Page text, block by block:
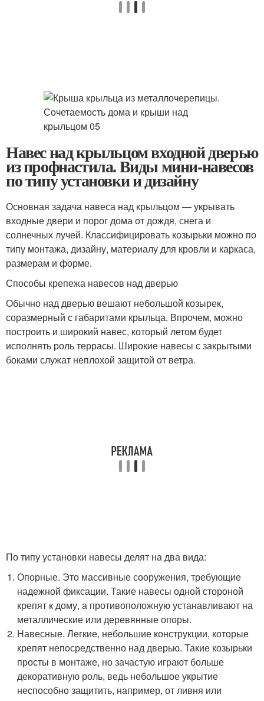
Навес над крыльцом входной дверью
из профнастила. Виды мини-навесов
по типу установки и дизайну
Основная задача навеса над крыльцом — укрывать
входные двери и порог дома от дождя, снега и
солнечных лучей. Классифицировать козырьки можно по
типу монтажа, дизайну, материалу для кровли и каркаса,
размерам и форме.
Способы крепежа навесов над дверью
Обычно над дверью вешают небольшой козырек,
соразмерный с габаритами крыльца. Впрочем, можно
построить и широкий навес, который летом будет
исполнять роль террасы. Широкие навесы с закрытыми
боками служат неплохой защитой от ветра.
По типу установки навесы делят на два вида:
Опорные. Это массивные сооружения, требующие
надежной фиксации. Такие навесы одной стороной
крепят к дому, а противоположную устанавливают на
металлические или деревянные опоры.
Навесные. Легкие, небольшие конструкции, которые
крепят непосредственно над дверью. Такие козырьки
просты в монтаже, но зачастую играют больше
декоративную роль, ведь небольшое укрытие
неспособно защитить, например, от ливня или